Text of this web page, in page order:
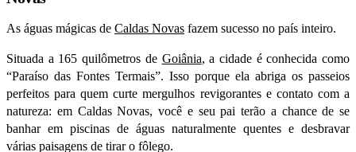
As águas mágicas de Caldas Novas fazem sucesso no país inteiro.
Situada a 165 quilômetros de Goiânia, a cidade é conhecida como
“Paraíso das Fontes Termais”. Isso porque ela abriga os passeios
perfeitos para quem curte mergulhos revigorantes e contato com a
natureza: em Caldas Novas, você e seu pai terão a chance de se
banhar em piscinas de águas naturalmente quentes e desbravar
várias paisagens de tirar o fôlego.